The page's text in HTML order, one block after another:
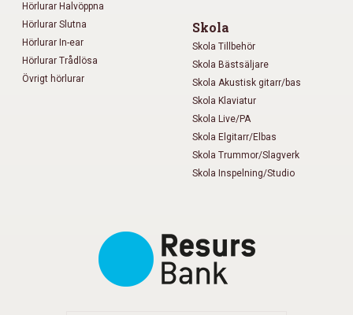
Hörlurar Halvöppna
Hörlurar Slutna
Hörlurar In-ear
Hörlurar Trådlösa
Övrigt hörlurar
Skola
Skola Tillbehör
Skola Bästsäljare
Skola Akustisk gitarr/bas
Skola Klaviatur
Skola Live/PA
Skola Elgitarr/Elbas
Skola Trummor/Slagverk
Skola Inspelning/Studio